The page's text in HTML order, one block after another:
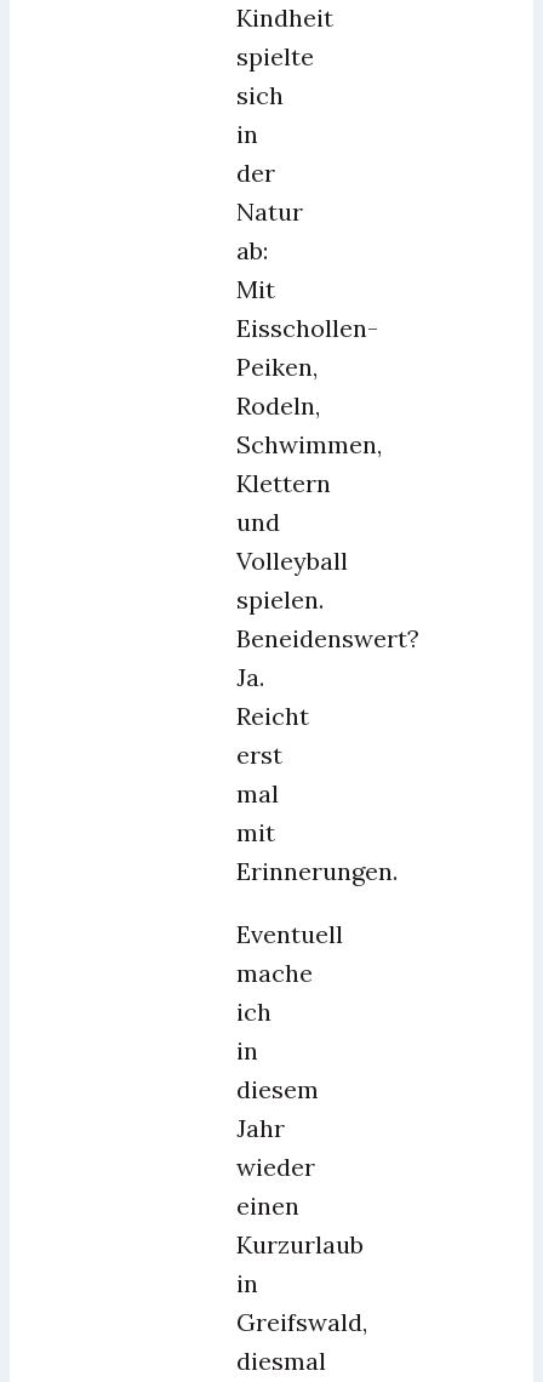
Kindheit
spielte
sich
in
der
Natur
ab:
Mit
Eisschollen-
Peiken,
Rodeln,
Schwimmen,
Klettern
und
Volleyball
spielen.
Beneidenswert?
Ja.
Reicht
erst
mal
mit
Erinnerungen.
Eventuell
mache
ich
in
diesem
Jahr
wieder
einen
Kurzurlaub
in
Greifswald,
diesmal